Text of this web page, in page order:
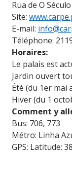
Rua de O
Site:
E-mail:
Téléphone:
Horaires:
Le palais est
Jardin ouvert
Été (du 1er mai
Hiver (du 1
Comment y
Bus: 706, 773
Métro: Linha
GPS: Latitude: